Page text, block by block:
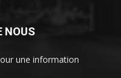
NOUS
une information